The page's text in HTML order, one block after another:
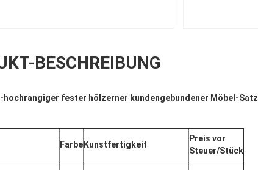
BESCHREIBUNG
fester hölzerner kundengebundener Möbel-Satz
Farbe Kunstfertigkeit
Preis vor
Steuer/Stück